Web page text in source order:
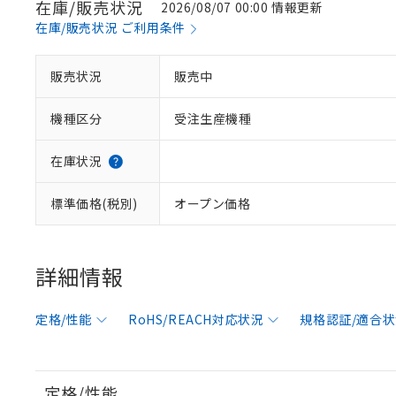
在庫/販売状況
2026/08/07 00:00 情報更新
在庫/販売状況 ご利用条件
販売状況 販売中
機種区分 受注生産機種
在庫状況
標準価格(税別) オープン価格
詳細情報
定格/性能 RoHS/REACH対応状況 規格認証/適合